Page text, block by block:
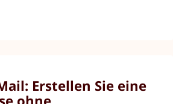
Erstellen Sie eine